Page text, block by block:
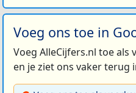
Voeg ons toe in
Voeg AlleCijfers.nl toe
en je ziet ons vaker terug